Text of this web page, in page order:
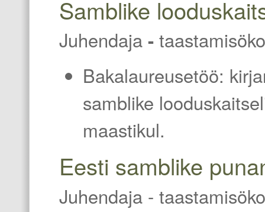
Samblike
Juhendaja -
Bakalaureusetöö:
samblike
maastikul.
Eesti samblike
Juhendaja -